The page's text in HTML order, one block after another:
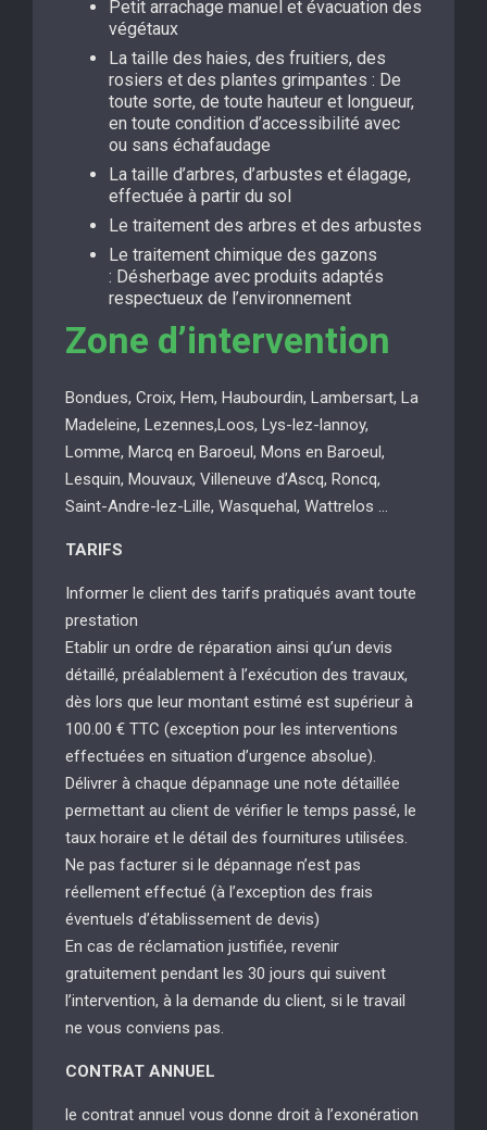
Petit arrachage manuel et évacuation des
végétaux
La taille des haies, des fruitiers, des
rosiers et des plantes grimpantes : De
toute sorte, de toute hauteur et longueur,
en toute condition d’accessibilité avec
ou sans échafaudage
La taille d’arbres, d’arbustes et élagage,
effectuée à partir du sol
Le traitement des arbres et des arbustes
Le traitement chimique des gazons
: Désherbage avec produits adaptés
respectueux de l’environnement
Zone d’intervention
Bondues, Croix, Hem, Haubourdin, Lambersart, La
Madeleine, Lezennes,Loos, Lys-lez-lannoy,
Lomme, Marcq en Baroeul, Mons en Baroeul,
Lesquin, Mouvaux, Villeneuve d’Ascq, Roncq,
Saint-Andre-lez-Lille, Wasquehal, Wattrelos …
TARIFS
Informer le client des tarifs pratiqués avant toute
prestation
Etablir un ordre de réparation ainsi qu’un devis
détaillé, préalablement à l’exécution des travaux,
dès lors que leur montant estimé est supérieur à
100.00 € TTC (exception pour les interventions
effectuées en situation d’urgence absolue).
Délivrer à chaque dépannage une note détaillée
permettant au client de vérifier le temps passé, le
taux horaire et le détail des fournitures utilisées.
Ne pas facturer si le dépannage n’est pas
réellement effectué (à l’exception des frais
éventuels d’établissement de devis)
En cas de réclamation justifiée, revenir
gratuitement pendant les 30 jours qui suivent
l’intervention, à la demande du client, si le travail
ne vous conviens pas.
CONTRAT ANNUEL
le contrat annuel vous donne droit à l’exonération